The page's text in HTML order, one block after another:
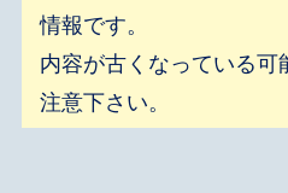
情報です。
内容が古くなっている可
注意下さい。